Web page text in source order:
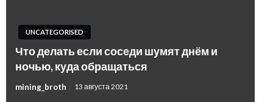
UNCATEGORISED
Что делать если соседи шумят днём и
ночью, куда обращаться
mining_broth 13 августа 2021